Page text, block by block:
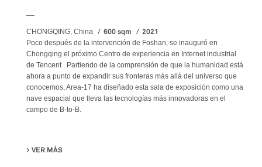
CHONGQING, China 600 sqm 2021
Poco después de la intervención de Foshan, se inauguró en
Chongqing el próximo Centro de experiencia en Internet industrial
de Tencent . Partiendo de la comprensión de que la humanidad está
ahora a punto de expandir sus fronteras más allá del universo que
conocemos, Area-17 ha diseñado esta sala de exposición como una
nave espacial que lleva las tecnologías más innovadoras en el
campo de B-to-B.
VER MÁS